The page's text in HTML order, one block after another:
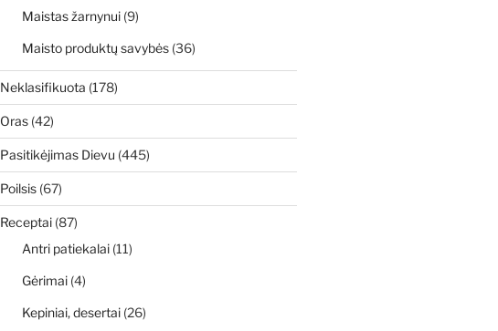
Maistas žarnynui(9)
Maisto produktų savybės(36)
Neklasifikuota (178)
Oras(42)
Pasitikėjimas Dievu (445)
Poilsis(67)
Receptai(87)
Antri patiekalai(11)
Gėrimai(4)
Kepiniai, desertai(26)